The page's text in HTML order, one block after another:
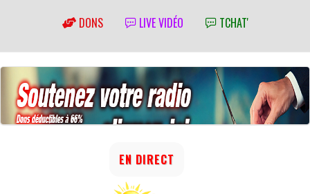
DONS LIVE VIDÉO TCHAT'
EN DIRECT